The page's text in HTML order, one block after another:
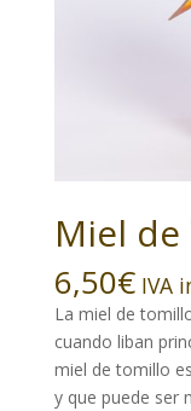
Miel
6,50€ IVA
La miel de
cuando liban
miel de tomillo
y que puede ser